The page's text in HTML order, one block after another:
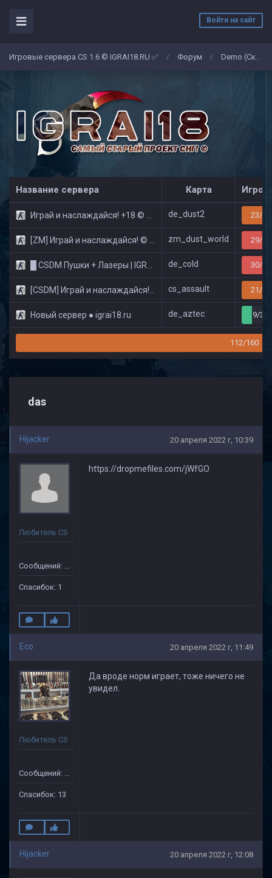
Войти на сайт
Игровые сервера CS 1.6 © IGRAI18.RU ✅ / Форум / Demo (Скриншоты)
Название сервера Карта
Играй и наслаждайся! +18 © Public de_dust2 23/32
[ZM] Играй и наслаждайся! © Zombie Show zm_dust_world 29/32
█ CSDM Пушки + Лазеры | IGRAI18.RU ツ █ de_cold 30/32
[CSDM] Играй и наслаждайся! © Classic cs_assault 21/32
Новый сервер ● igrai18.ru de_aztec 9/32
112/160
das
Hijacker 20 апреля 2022 г, 10:39
Любитель CS
Сообщений: 33
Спасибок: 1
https://dropmefiles.com/jWfGO
Eco 20 апреля 2022 г, 11:49
Любитель CS
Сообщений: 87
Спасибок: 13
Да вроде норм играет, тоже ничего не
увидел.
Hijacker 20 апреля 2022 г, 12:08